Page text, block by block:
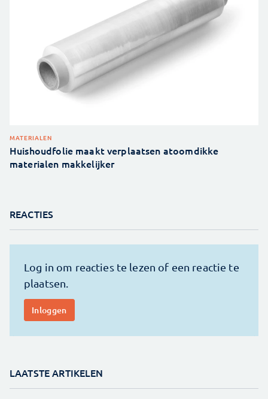
MATERIALEN
Huishoudfolie maakt verplaatsen atoomdikke
materialen makkelijker
REACTIES
LAATSTE ARTIKELEN